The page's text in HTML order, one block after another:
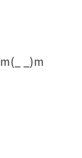
m(_ _)m